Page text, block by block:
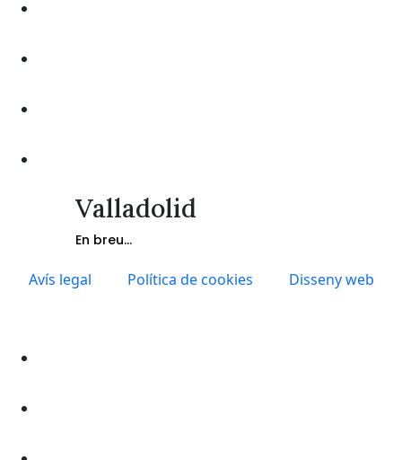
Valladolid
En breu...
Avís legal Política de cookies Disseny web